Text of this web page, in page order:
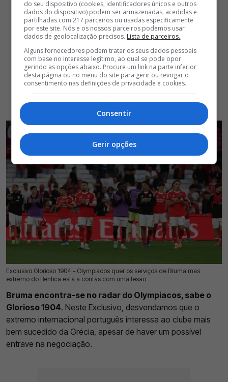
Exclusivo Glorioso 1904 - Olympiacos quer os serviços de Bruma mas
extremo do Benfica está a contas com uma lesão
18 Jul 2026 | 03:00 | 0
Bruma encontra-se no radar do Olympiacos, sabe o
Glorioso 1904. Neste Exclusivo, desvendamos que o
extremo internacional português interessa ao clube mais
bem sucedido da Grécia, apesar de haver um possível
entrave na negociação.
do seu dispositivo (cookies, identificadores únicos e outros
dados do dispositivo) podem ser armazenadas, acedidas e
partilhadas com 217 parceiros ou usadas especificamente
por este site. Nós e os nossos parceiros podemos usar
dados de geolocalização precisos. Lista de parceiros.
Alguns fornecedores podem tratar os seus dados pessoais
com base no interesse legítimo, ao qual se pode opor
gerindo as opções abaixo. Procure um link na parte inferior
desta página ou no menu do site para gerir ou revogar o
consentimento nas definições de privacidade e cookies.
Consentir
Gerir opções